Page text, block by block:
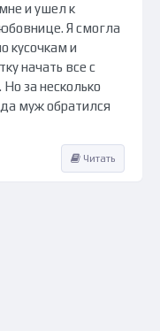
и ушел к
Я смогла
кусочкам и
начать все с
Но за несколько
муж обратился
Читать